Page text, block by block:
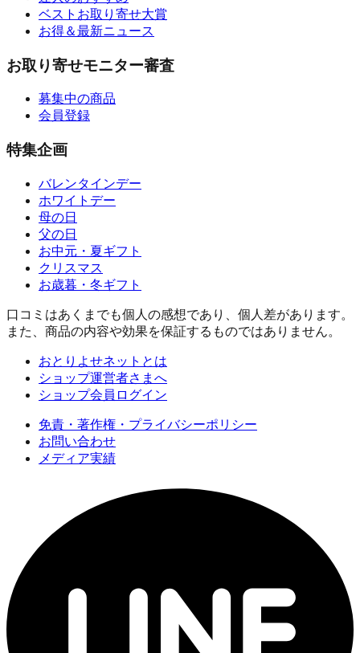
ベストお取り寄せ大賞
お得＆最新ニュース
お取り寄せモニター審査
募集中の商品
会員登録
特集企画
バレンタインデー
ホワイトデー
母の日
父の日
お中元・夏ギフト
クリスマス
お歳暮・冬ギフト
口コミはあくまでも個人の感想であり、個人差があります。
また、商品の内容や効果を保証するものではありません。
おとりよせネットとは
ショップ運営者さまへ
ショップ会員ログイン
免責・著作権・プライバシーポリシー
お問い合わせ
メディア実績